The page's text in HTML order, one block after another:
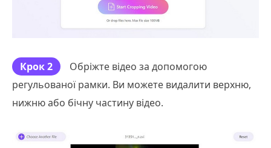
Крок 2
Обріжте відео за допомогою
регульованої рамки. Ви можете видалити верхню,
нижню або бічну частину відео.